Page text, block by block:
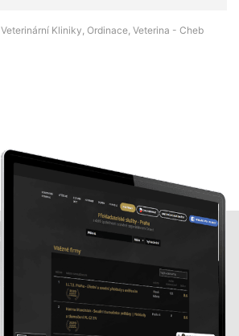
Veterinární Kliniky, Ordinace, Veterina - Cheb